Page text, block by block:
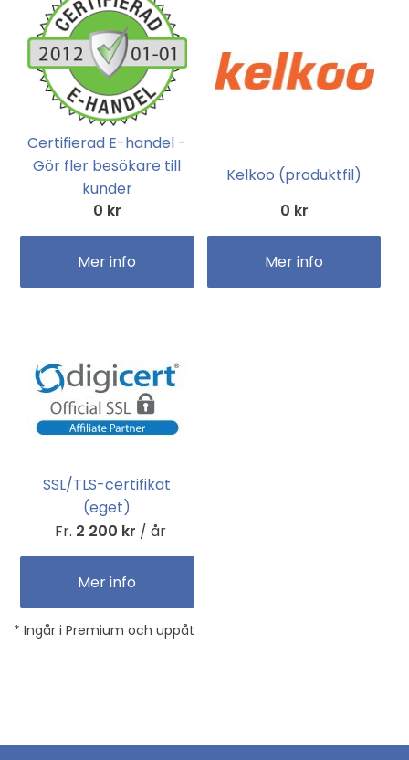
Certifierad E-handel -
Gör fler besökare till
kunder
0 kr
Mer info
Kelkoo (produktfil)
0 kr
Mer info
SSL/TLS-certifikat
(eget)
Fr. 2 200 kr / år
Mer info
* Ingår i Premium och uppåt